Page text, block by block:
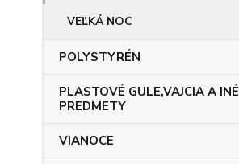
VEĽKÁ NOC
POLYSTYRÉN
PLASTOVÉ GULE,VAJCIA A INÉ
PREDMETY
VIANOCE